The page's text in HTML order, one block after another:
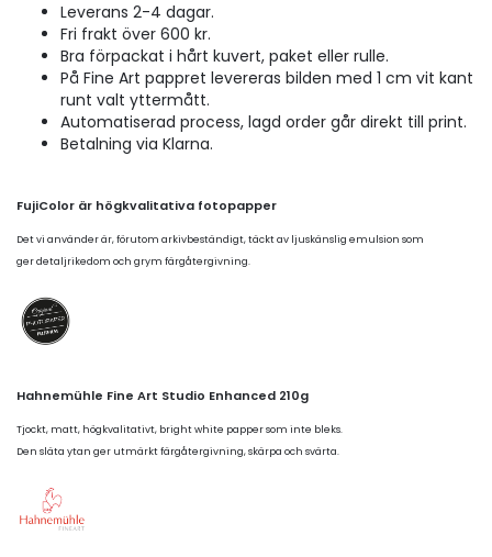
Leverans 2-4 dagar.
Fri frakt över 600 kr.
Bra förpackat i hårt kuvert, paket eller rulle.
På Fine Art pappret levereras bilden med 1 cm vit kant
runt valt yttermått.
Automatiserad process, lagd order går direkt till print.
Betalning via Klarna.
FujiColor är högkvalitativa fotopapper
Det vi använder är, förutom arkivbeständigt, täckt av ljuskänslig emulsion som
ger detaljrikedom och grym färgåtergivning.
Hahnemühle Fine Art Studio Enhanced 210g
Tjockt, matt, högkvalitativt, bright white papper som inte bleks.
Den släta ytan ger utmärkt färgåtergivning, skärpa och svärta.